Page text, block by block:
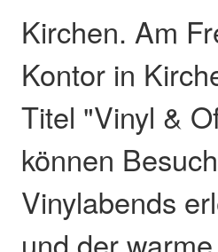
Kirchen. Am
Kontor in
Titel "Vinyl &
können
Vinylabends